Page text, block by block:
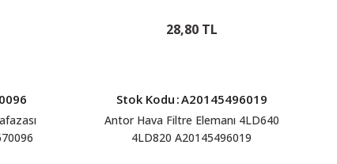
28,80 TL
Stok Kodu :A20145496019
Antor Hava Filtre Elemanı 4LD640
4LD820 A20145496019